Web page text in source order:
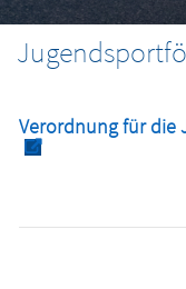
Verordnung für die